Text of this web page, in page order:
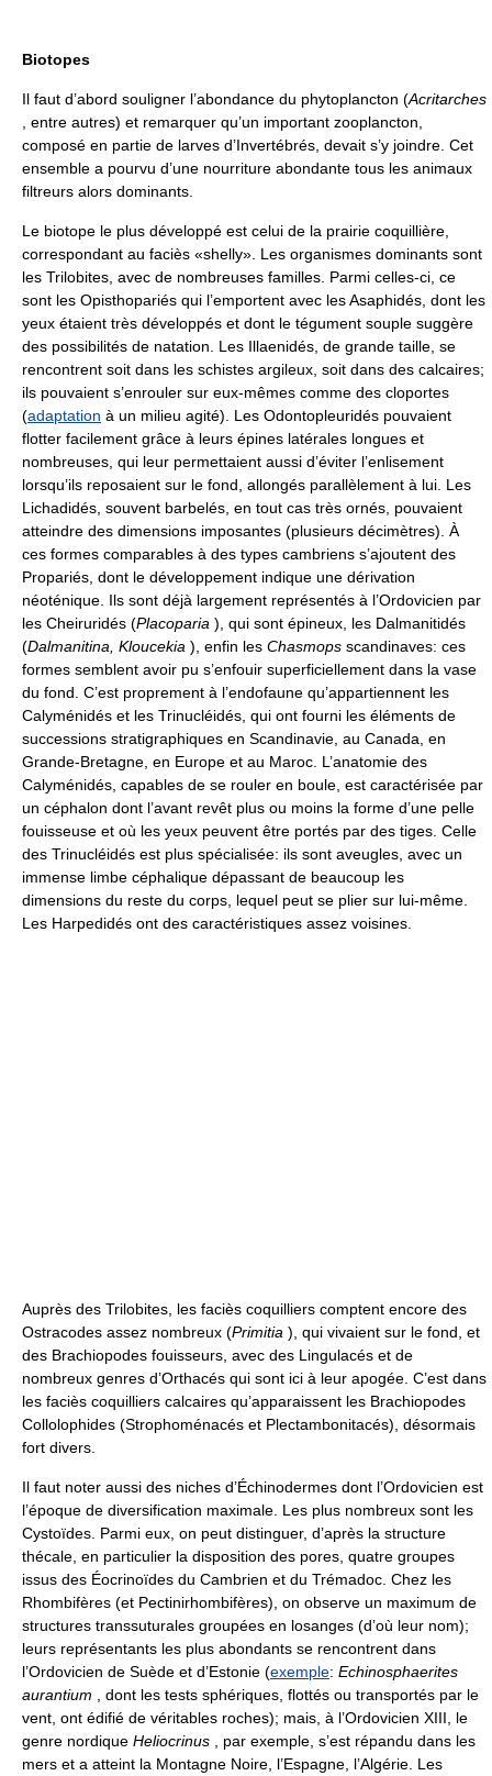
Biotopes
Il faut d’abord souligner l’abondance du phytoplancton (Acritarches
, entre autres) et remarquer qu’un important zooplancton,
composé en partie de larves d’Invertébrés, devait s’y joindre. Cet
ensemble a pourvu d’une nourriture abondante tous les animaux
filtreurs alors dominants.
Le biotope le plus développé est celui de la prairie coquillière,
correspondant au faciès «shelly». Les organismes dominants sont
les Trilobites, avec de nombreuses familles. Parmi celles-ci, ce
sont les Opisthopariés qui l’emportent avec les Asaphidés, dont les
yeux étaient très développés et dont le tégument souple suggère
des possibilités de natation. Les Illaenidés, de grande taille, se
rencontrent soit dans les schistes argileux, soit dans des calcaires;
ils pouvaient s’enrouler sur eux-mêmes comme des cloportes
(adaptation à un milieu agité). Les Odontopleuridés pouvaient
flotter facilement grâce à leurs épines latérales longues et
nombreuses, qui leur permettaient aussi d’éviter l’enlisement
lorsqu’ils reposaient sur le fond, allongés parallèlement à lui. Les
Lichadidés, souvent barbelés, en tout cas très ornés, pouvaient
atteindre des dimensions imposantes (plusieurs décimètres). À
ces formes comparables à des types cambriens s’ajoutent des
Propariés, dont le développement indique une dérivation
néoténique. Ils sont déjà largement représentés à l’Ordovicien par
les Cheiruridés (Placoparia ), qui sont épineux, les Dalmanitidés
(Dalmanitina, Kloucekia ), enfin les Chasmops scandinaves: ces
formes semblent avoir pu s’enfouir superficiellement dans la vase
du fond. C’est proprement à l’endofaune qu’appartiennent les
Calyménidés et les Trinucléidés, qui ont fourni les éléments de
successions stratigraphiques en Scandinavie, au Canada, en
Grande-Bretagne, en Europe et au Maroc. L’anatomie des
Calyménidés, capables de se rouler en boule, est caractérisée par
un céphalon dont l’avant revêt plus ou moins la forme d’une pelle
fouisseuse et où les yeux peuvent être portés par des tiges. Celle
des Trinucléidés est plus spécialisée: ils sont aveugles, avec un
immense limbe céphalique dépassant de beaucoup les
dimensions du reste du corps, lequel peut se plier sur lui-même.
Les Harpedidés ont des caractéristiques assez voisines.
Auprès des Trilobites, les faciès coquilliers comptent encore des
Ostracodes assez nombreux (Primitia ), qui vivaient sur le fond, et
des Brachiopodes fouisseurs, avec des Lingulacés et de
nombreux genres d’Orthacés qui sont ici à leur apogée. C’est dans
les faciès coquilliers calcaires qu’apparaissent les Brachiopodes
Collolophides (Strophoménacés et Plectambonitacés), désormais
fort divers.
Il faut noter aussi des niches d’Échinodermes dont l’Ordovicien est
l’époque de diversification maximale. Les plus nombreux sont les
Cystoïdes. Parmi eux, on peut distinguer, d’après la structure
thécale, en particulier la disposition des pores, quatre groupes
issus des Éocrinoïdes du Cambrien et du Trémadoc. Chez les
Rhombifères (et Pectinirhombifères), on observe un maximum de
structures transsuturales groupées en losanges (d’où leur nom);
leurs représentants les plus abondants se rencontrent dans
l’Ordovicien de Suède et d’Estonie (exemple: Echinosphaerites
aurantium , dont les tests sphériques, flottés ou transportés par le
vent, ont édifié de véritables roches); mais, à l’Ordovicien XIII, le
genre nordique Heliocrinus , par exemple, s’est répandu dans les
mers et a atteint la Montagne Noire, l’Espagne, l’Algérie. Les